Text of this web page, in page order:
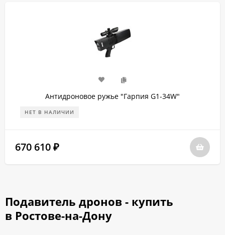
Антидроновое ружье "Гарпия G1-34W"
НЕТ В НАЛИЧИИ
670 610 ₽
Подавитель дронов - купить
в Ростове-на-Дону